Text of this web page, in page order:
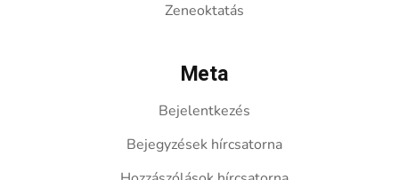
Zeneoktatás
Meta
Bejelentkezés
Bejegyzések hírcsatorna